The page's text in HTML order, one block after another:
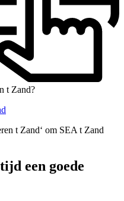
t Zand?
t Zand‘ om SEA t Zand
een goede